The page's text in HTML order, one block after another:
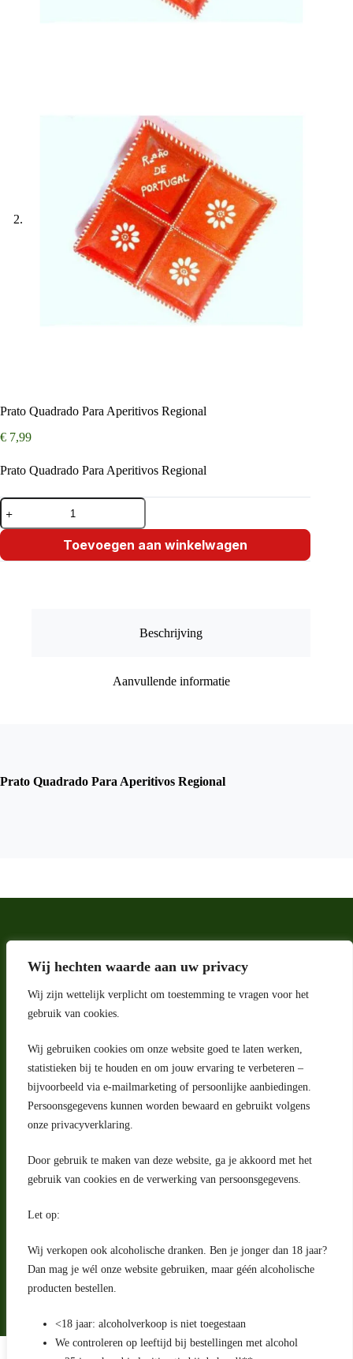
Wij hechten waarde aan uw privacy
Wij zijn wettelijk verplicht om toestemming te vragen voor het
gebruik van cookies.
Wij gebruiken cookies om onze website goed te laten werken,
statistieken bij te houden en om jouw ervaring te verbeteren –
bijvoorbeeld via e-mailmarketing of persoonlijke aanbiedingen.
Persoonsgegevens kunnen worden bewaard en gebruikt volgens
onze privacyverklaring.
Door gebruik te maken van deze website, ga je akkoord met het
gebruik van cookies en de verwerking van persoonsgegevens.
Let op:
Wij verkopen ook alcoholische dranken. Ben je jonger dan 18 jaar?
Dan mag je wél onze website gebruiken, maar géén alcoholische
producten bestellen.
<18 jaar: alcoholverkoop is niet toegestaan
We controleren op leeftijd bij bestellingen met alcohol
Prato Quadrado Para Aperitivos Regional
€ 7,99
Prato Quadrado Para Aperitivos Regional
Prato
Quadrado
Para
Regional
Toevoegen aan winkelwagen
Beschrijving
Aanvullende informatie
Prato Quadrado Para Aperitivos Regional
Adres
Riga 4 E
2993 LW Barendrecht
Nederland
Contact
klantenservice@portugeseproducten.nl
Facebook
Herroepingsrecht
Bij bezorging van alcoholhoudende dranken voert de bezorger